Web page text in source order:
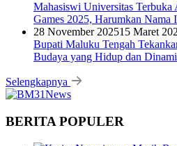
Mahasiswi Universitas
Games 2025, Harumkan Nama
28 November 202515 Maret
Bupati Maluku Tengah
Budaya yang Hidup dan
Selengkapnya
BERITA POPULER